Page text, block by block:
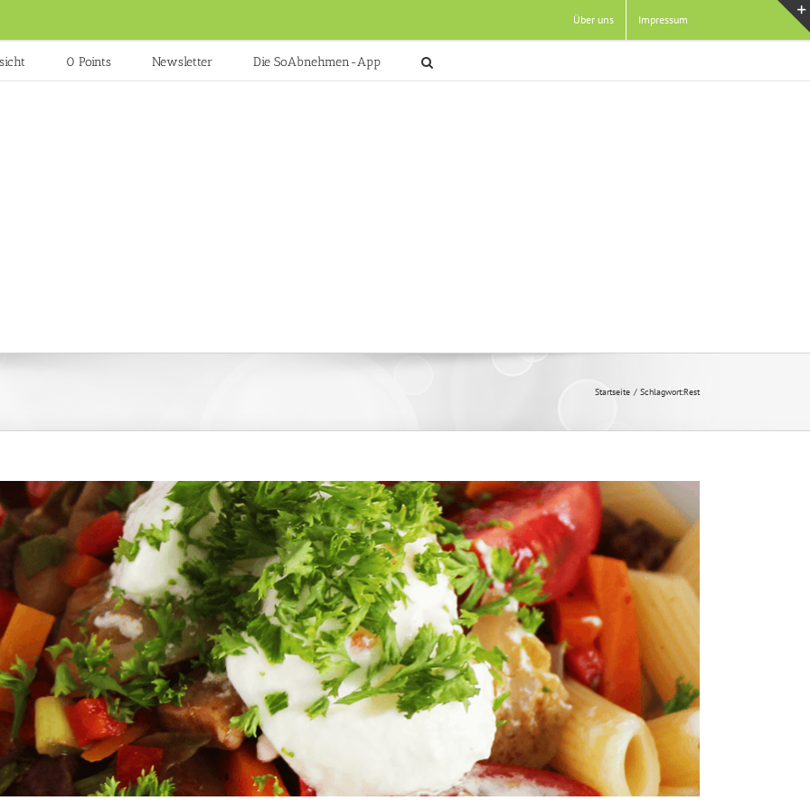
Über uns Impressum
0 Points Newsletter Die SoAbnehmen-App
Startseite Schlagwort:Rest